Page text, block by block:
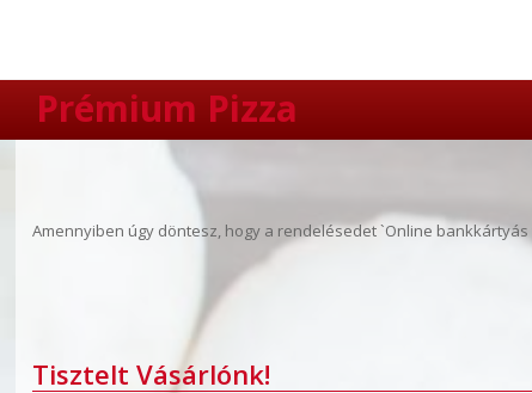
Prémium Pizza
Amennyiben úgy döntesz, hogy a rendelésedet `Online
Tisztelt Vásárlónk!